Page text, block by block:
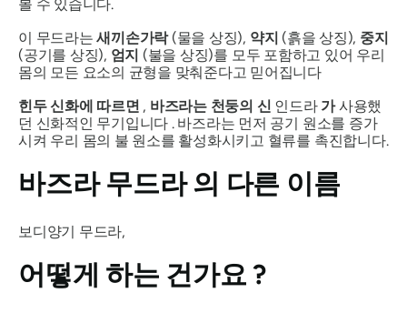
볼 수 있습니다.
이 무드라는 새끼손가락(물을 상징), 약지 (흙을 상징), 중지
(공기를 상징), 엄지 (불을 상징)를 모두 포함하고 있어 우리
몸의 모든 요소의 균형을 맞춰준다고 믿어집니다
힌두 신화에 따르면 , 바즈라는 천둥의 신 인드라 가사용했
던 신화적인 무기입니다 . 바즈라는 먼저 공기 원소를 증가
시켜 우리 몸의 불 원소를 활성화시키고 혈류를 촉진합니다.
바즈라 무드라의 다른 이름
보디양기 무드라,
어떻게 하는 건가요?